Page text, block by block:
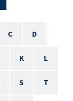
C D
K L
S T